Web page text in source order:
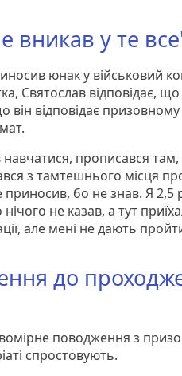
вникав у те
юнак у військовий
Святослав відповідає,
відповідає призовному
навчатися, прописався
з тамтешнього місця
приносив, бо не знав. Я
нічого не казав, а тут
але мені не дають
до
поводження з
спростовують.